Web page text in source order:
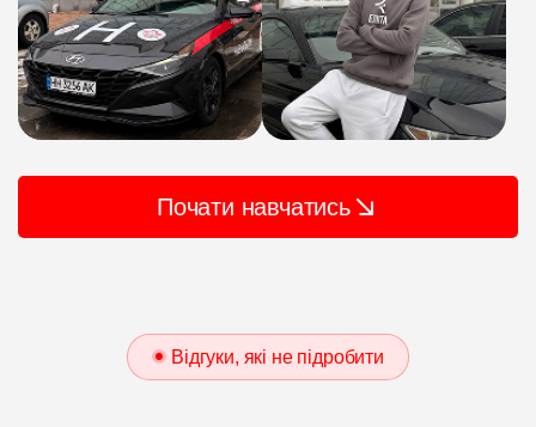
Почати навчатись
Відгуки, які не підробити